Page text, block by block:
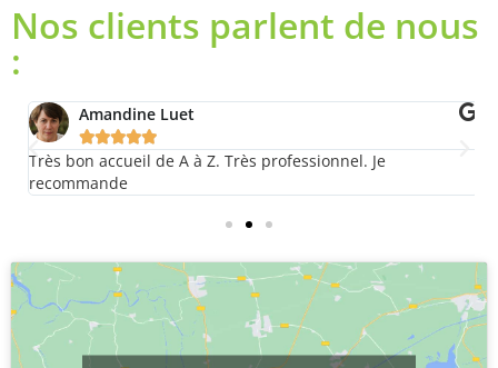
Nos clients parlent de nous
:
Amandine Luet

Très bon accueil de A à Z. Très professionnel. Je
recommande